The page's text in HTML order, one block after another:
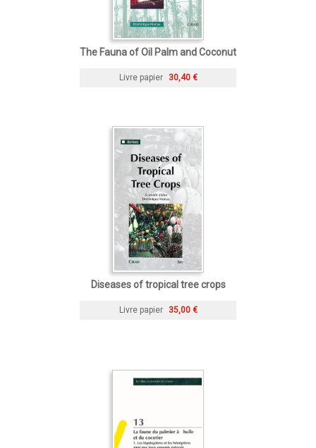
The Fauna of Oil Palm and Coconut
Livre papier 30,40 €
Diseases of tropical tree crops
Livre papier 35,00 €